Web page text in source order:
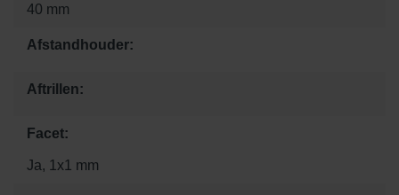
40 mm
Afstandhouder:
Aftrillen:
Facet:
Ja, 1x1 mm